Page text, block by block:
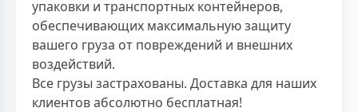
упаковки и транспортных контейнеров,
обеспечивающих максимальную защиту
вашего груза от повреждений и внешних
воздействий.
Все грузы застрахованы. Доставка для наших
клиентов абсолютно бесплатная!